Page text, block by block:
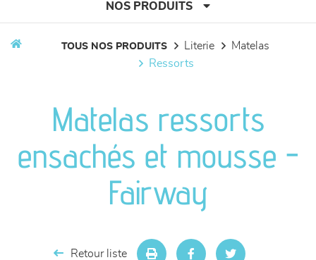
NOS PRODUITS
séjours
meubles de complément
chambres et dressing
TOUS NOS PRODUITS literie
matelas
ressorts
Matelas ressorts
ensachés et mousse -
Fairway
Retour liste